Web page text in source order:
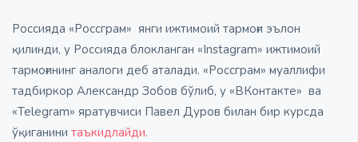
Россияда «Россграм» янги ижтимоий тармоғи эълон
қилинди, у Россияда блокланган «Instagram» ижтимоий
тармоғининг аналоги деб аталади. «Россграм» муаллифи
тадбиркор Aлександр Зобов бўлиб, у «ВКонтакте» ва
«Telegram» яратувчиси Павел Дуров билан бир курсда
ўқиганини таъкидлайди.